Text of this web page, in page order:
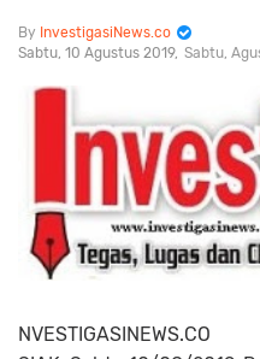
InvestigasiNews.co
Sabtu, 10 Agustus 2019 Sabtu,
NVESTIGASINEWS.CO